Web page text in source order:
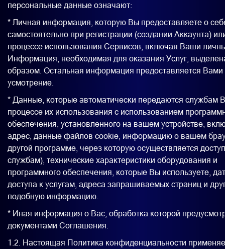
персональные данные означают:
* Личная информация, которую Вы предоставляете о
самостоятельно при регистрации (создании Аккаунта)
процессе использования Сервисов, включая Ваши
Информация, необходимая для оказания Услуг,
образом. Остальная информация предоставляется
усмотрение.
* Данные, которые автоматически передаются службам
процессе их использования с использованием
обеспечения, установленного на вашем устройстве,
адрес, данные файлов cookie, информацию о вашем
другой программе, через которую осуществляется
службам), технические характеристики оборудования и
программного обеспечения, которые Вы используете,
доступа к услугам, адреса запрашиваемых страниц и
подобную информацию.
* Иная информация о Вас, обработка которой
документами Соглашения.
1.2. Настоящая Политика конфиденциальности